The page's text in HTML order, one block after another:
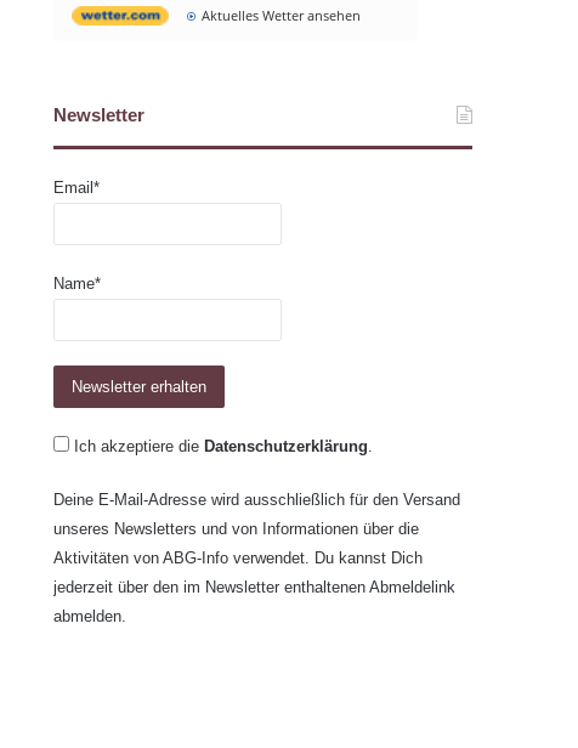
Aktuelles Wetter ansehen
Newsletter
Email*
Name*
Ich akzeptiere die Datenschutzerklärung.
Deine E-Mail-Adresse wird ausschließlich für den Versand
unseres Newsletters und von Informationen über die
Aktivitäten von ABG-Info verwendet. Du kannst Dich
jederzeit über den im Newsletter enthaltenen Abmeldelink
abmelden.